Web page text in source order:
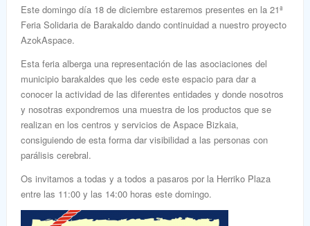
Este domingo día 18 de diciembre estaremos presentes en la 21ª
Feria Solidaria de Barakaldo dando continuidad a nuestro proyecto
AzokAspace.
Esta feria alberga una representación de las asociaciones del
municipio barakaldes que les cede este espacio para dar a
conocer la actividad de las diferentes entidades y donde nosotros
y nosotras expondremos una muestra de los productos que se
realizan en los centros y servicios de Aspace Bizkaia,
consiguiendo de esta forma dar visibilidad a las personas con
parálisis cerebral.
Os invitamos a todas y a todos a pasaros por la Herriko Plaza
entre las 11:00 y las 14:00 horas este domingo.